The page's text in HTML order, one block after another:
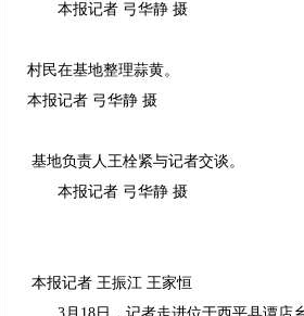
本报记者 弓华静 摄
村民在基地整理蒜黄。
本报记者 弓华静 摄
基地负责人王栓紧与记者交谈。
本报记者 弓华静 摄
本报记者 王振江 王家恒